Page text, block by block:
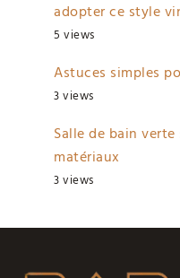
adopter ce style
5 views
Astuces simples
3 views
Salle de bain
matériaux
3 views